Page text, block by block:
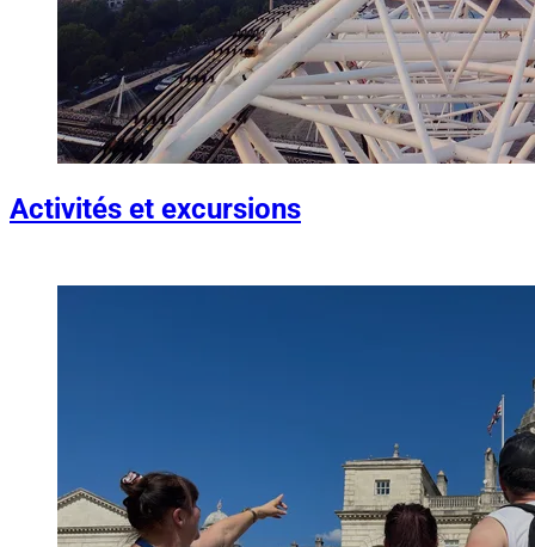
Activités et excursions